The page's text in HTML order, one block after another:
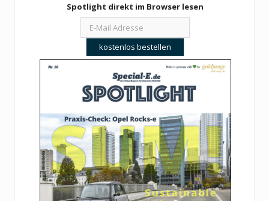
Spotlight direkt im Browser lesen